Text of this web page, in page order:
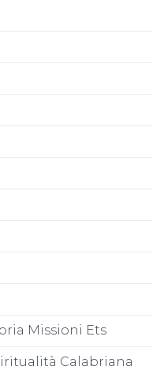
Missioni Ets
Calabriana